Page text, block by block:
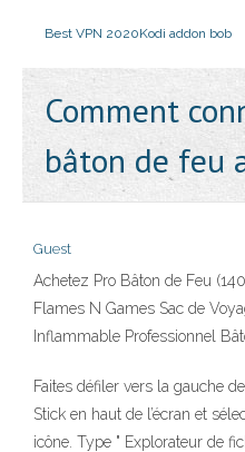
Best VPN 2020Kodi addon bob
Comment
bâton de feu
Guest
Achetez Pro Bâton de Feu
Flames N Games Sac de
Inflammable Professionnel
Faites défiler vers la gauche
Stick en haut de l’écran et
icône. Type " Explorateur de